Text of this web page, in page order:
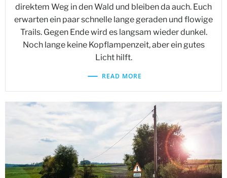
direktem Weg in den Wald und bleiben da auch. Euch
erwarten ein paar schnelle lange geraden und flowige
Trails. Gegen Ende wird es langsam wieder dunkel.
Noch lange keine Kopflampenzeit, aber ein gutes
Licht hilft.
READ MORE